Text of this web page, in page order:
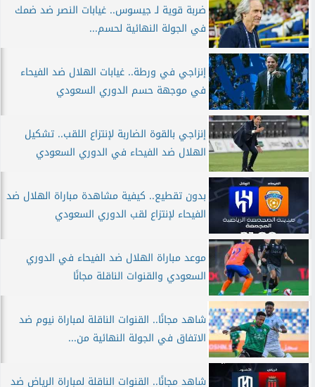
ضربة قوية لـ جيسوس.. غيابات النصر ضد ضمك
في الجولة النهائية لحسم...
إنزاجي في ورطة.. غيابات الهلال ضد الفيحاء
في موجهة حسم الدوري السعودي
إنزاجي بالقوة الضاربة لإنتزاع اللقب.. تشكيل
الهلال ضد الفيحاء في الدوري السعودي
بدون تقطيع.. كيفية مشاهدة مباراة الهلال ضد
الفيحاء لإنتزاع لقب الدوري السعودي
موعد مباراة الهلال ضد الفيحاء في الدوري
السعودي والقنوات الناقلة مجانًا
شاهد مجانًا.. القنوات الناقلة لمباراة نيوم ضد
الاتفاق في الجولة النهائية من...
شاهد مجانًا.. القنوات الناقلة لمباراة الرياض ضد